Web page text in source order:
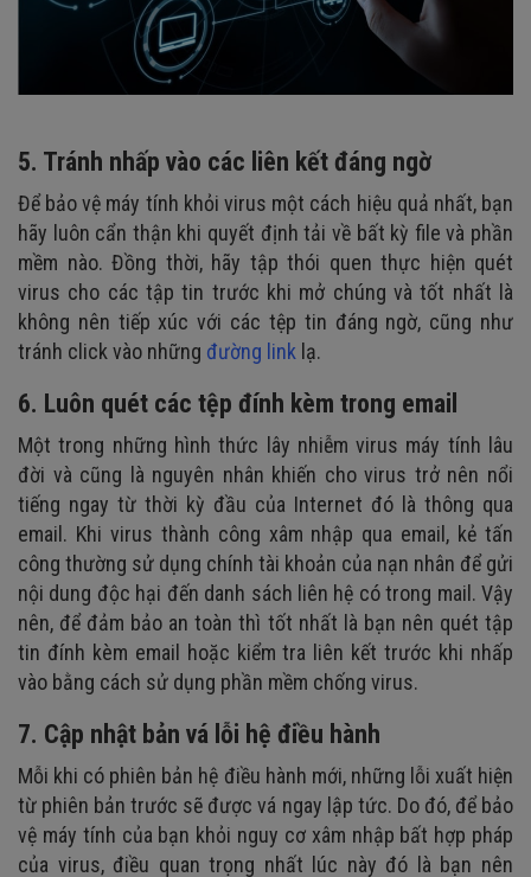
5. Tránh nhấp vào các liên kết đáng ngờ
Để bảo vệ máy tính khỏi virus một cách hiệu quả nhất, bạn
hãy luôn cẩn thận khi quyết định tải về bất kỳ file và phần
mềm nào. Đồng thời, hãy tập thói quen thực hiện quét
virus cho các tập tin trước khi mở chúng và tốt nhất là
không nên tiếp xúc với các tệp tin đáng ngờ, cũng như
tránh click vào những đường link lạ.
6. Luôn quét các tệp đính kèm trong email
Một trong những hình thức lây nhiễm virus máy tính lâu
đời và cũng là nguyên nhân khiến cho virus trở nên nổi
tiếng ngay từ thời kỳ đầu của Internet đó là thông qua
email. Khi virus thành công xâm nhập qua email, kẻ tấn
công thường sử dụng chính tài khoản của nạn nhân để gửi
nội dung độc hại đến danh sách liên hệ có trong mail. Vậy
nên, để đảm bảo an toàn thì tốt nhất là bạn nên quét tập
tin đính kèm email hoặc kiểm tra liên kết trước khi nhấp
vào bằng cách sử dụng phần mềm chống virus.
7. Cập nhật bản vá lỗi hệ điều hành
Mỗi khi có phiên bản hệ điều hành mới, những lỗi xuất hiện
từ phiên bản trước sẽ được vá ngay lập tức. Do đó, để bảo
vệ máy tính của bạn khỏi nguy cơ xâm nhập bất hợp pháp
của virus, điều quan trọng nhất lúc này đó là bạn nên